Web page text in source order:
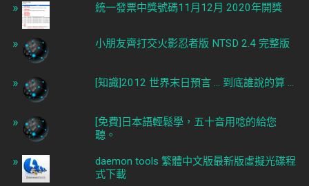
統一發票中獎號碼11月12月 2020年開獎
小朋友齊打交火影忍者版 NTSD 2.4 完整版
[知識]2012 世界末日預言 ... 到底誰說的算 ...
[免費]日本語輕鬆學，五十音用唸的給您
聽。
daemon tools 繁體中文版最新版虛擬光碟程
式下載